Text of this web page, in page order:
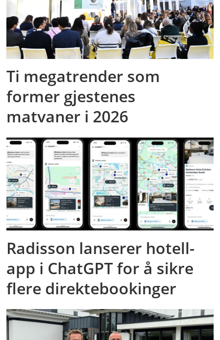
Ti megatrender som
former gjestenes
matvaner i 2026
Radisson lanserer hotell-
app i ChatGPT for å sikre
flere direktebookinger